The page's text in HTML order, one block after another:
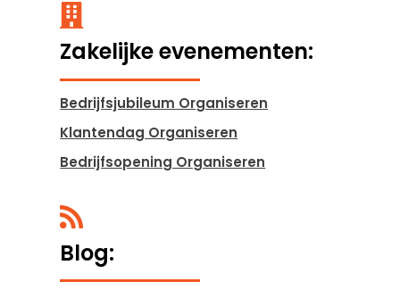

Zakelijke evenementen:
Bedrijfsjubileum Organiseren
Klantendag Organiseren
Bedrijfsopening Organiseren

Blog: